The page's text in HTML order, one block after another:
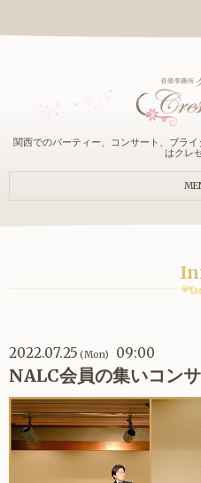
関西でのパーティー、コンサート、ブラ
はクレ
2022.07.25 (Mon) 09:00
NALC会員の集いコン